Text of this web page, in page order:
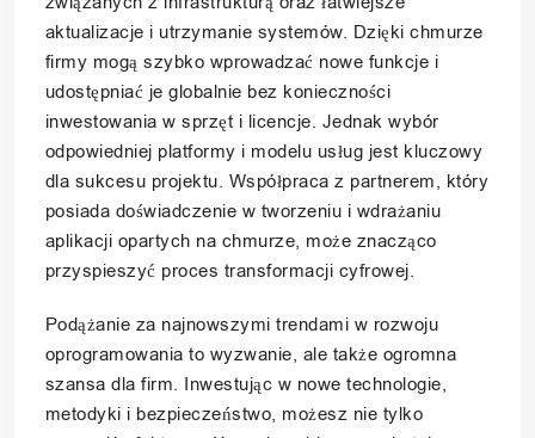
aktualizacje i utrzymanie systemów. Dzięki chmurze
firmy mogą szybko wprowadzać nowe funkcje i
udostępniać je globalnie bez konieczności
inwestowania w sprzęt i licencje. Jednak wybór
odpowiedniej platformy i modelu usług jest kluczowy
dla sukcesu projektu. Współpraca z partnerem, który
posiada doświadczenie w tworzeniu i wdrażaniu
aplikacji opartych na chmurze, może znacząco
przyspieszyć proces transformacji cyfrowej.
Podążanie za najnowszymi trendami w rozwoju
oprogramowania to wyzwanie, ale także ogromna
szansa dla firm. Inwestując w nowe technologie,
metodyki i bezpieczeństwo, możesz nie tylko